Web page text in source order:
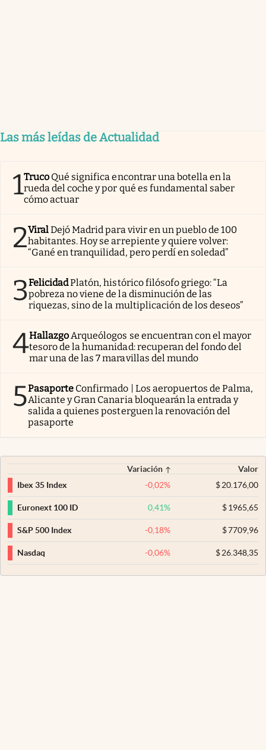
Las más leídas de Actualidad
1Truco Qué significa encontrar una botella en la
rueda del coche y por qué es fundamental saber
cómo actuar
2ViralDejó Madrid para vivir en un pueblo de 100
habitantes. Hoy se arrepiente y quiere volver:
“Gané en tranquilidad, pero perdí en soledad”
3FelicidadPlatón, histórico filósofo griego: “La
pobreza no viene de la disminución de las
riquezas, sino de la multiplicación de los deseos”
4Hallazgo Arqueólogos se encuentran con el mayor
tesoro de la humanidad: recuperan del fondo del
mar una de las 7 maravillas del mundo
5Pasaporte Confirmado | Los aeropuertos de Palma,
Alicante y Gran Canaria bloquearán la entrada y
salida a quienes posterguen la renovación del
pasaporte
Variación
Valor
Ibex 35 Index
-0,02% $20.176,00
Euronext 100 ID 0,41% $1965,65
S&P 500 Index -0,18% $7709,96
Nasdaq -0,06% $26.348,35